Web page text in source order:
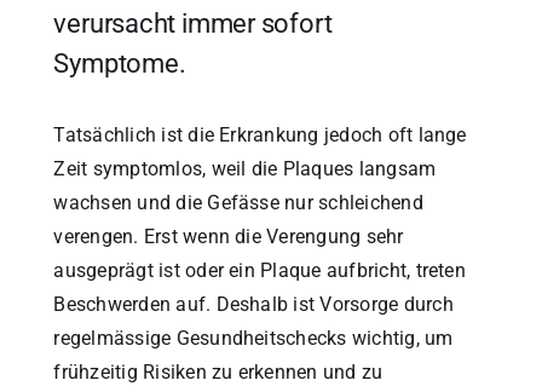
verursacht immer sofort
Symptome.
Tatsächlich ist die Erkrankung jedoch oft lange
Zeit symptomlos, weil die Plaques langsam
wachsen und die Gefässe nur schleichend
verengen. Erst wenn die Verengung sehr
ausgeprägt ist oder ein Plaque aufbricht, treten
Beschwerden auf. Deshalb ist Vorsorge durch
regelmässige Gesundheitschecks wichtig, um
frühzeitig Risiken zu erkennen und zu